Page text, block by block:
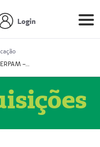
Login
Prestador CERPAM – Centro de Reabilitação S/S Ltda-ME (52004274-8)